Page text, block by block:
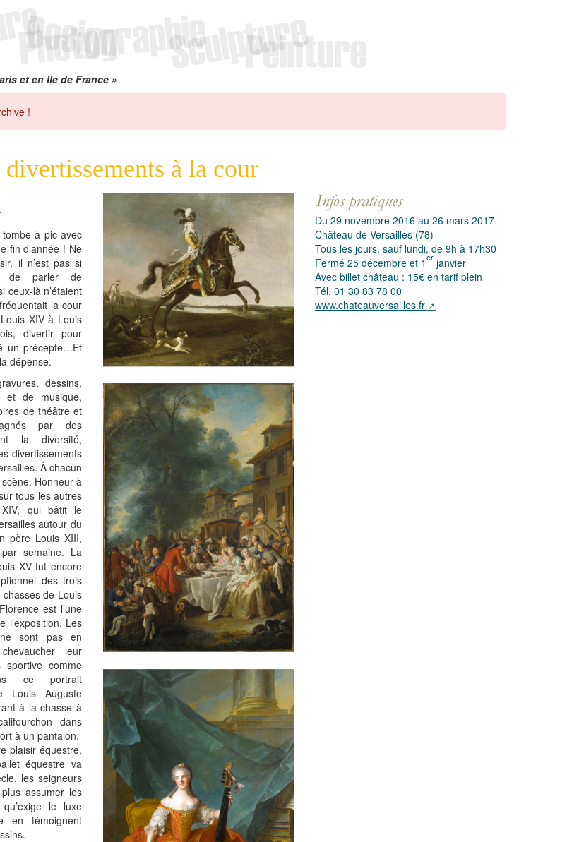
et en Ile de France »
!
divertissements à la cour
à pic avec
fin d’année ! Ne
il n’est pas si
de parler de
ceux-là n’étaient
la cour
XIV à Louis
divertir pour
un précepte…Et
dépense.
dessins,
et de musique,
de théâtre et
par des
la diversité,
divertissements
À chacun
Honneur à
tous les autres
XIV, qui bâtit le
autour du
père Louis XIII,
semaine. La
XV fut encore
des trois
de Louis
est l’une
l’exposition. Les
ne sont pas en
leur
comme
ce portrait
Louis Auguste
à la chasse à
dans
à un pantalon.
plaisir équestre,
équestre va
les seigneurs
assumer les
le luxe
en témoignent
Du 29 novembre 2016 au 26 mars 2017
Château de Versailles (78)
Tous les jours, sauf lundi, de 9h à 17h30
Fermé 25 décembre et 1er janvier
Avec billet château : 15€ en tarif plein
Tél. 01 30 83 78 00
www.chateauversailles.fr